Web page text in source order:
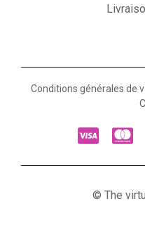
Conditions générales de
© The